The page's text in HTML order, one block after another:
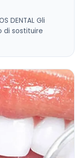
DENTAL Gli
di sostituire